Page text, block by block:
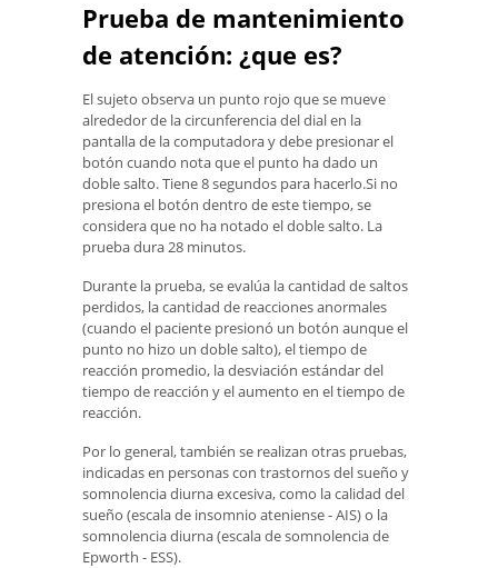
Prueba de mantenimiento
de atención: ¿que es?
El sujeto observa un punto rojo que se mueve
alrededor de la circunferencia del dial en la
pantalla de la computadora y debe presionar el
botón cuando nota que el punto ha dado un
doble salto. Tiene 8 segundos para hacerlo.Si no
presiona el botón dentro de este tiempo, se
considera que no ha notado el doble salto. La
prueba dura 28 minutos.
Durante la prueba, se evalúa la cantidad de saltos
perdidos, la cantidad de reacciones anormales
(cuando el paciente presionó un botón aunque el
punto no hizo un doble salto), el tiempo de
reacción promedio, la desviación estándar del
tiempo de reacción y el aumento en el tiempo de
reacción.
Por lo general, también se realizan otras pruebas,
indicadas en personas con trastornos del sueño y
somnolencia diurna excesiva, como la calidad del
sueño (escala de insomnio ateniense - AIS) o la
somnolencia diurna (escala de somnolencia de
Epworth - ESS).